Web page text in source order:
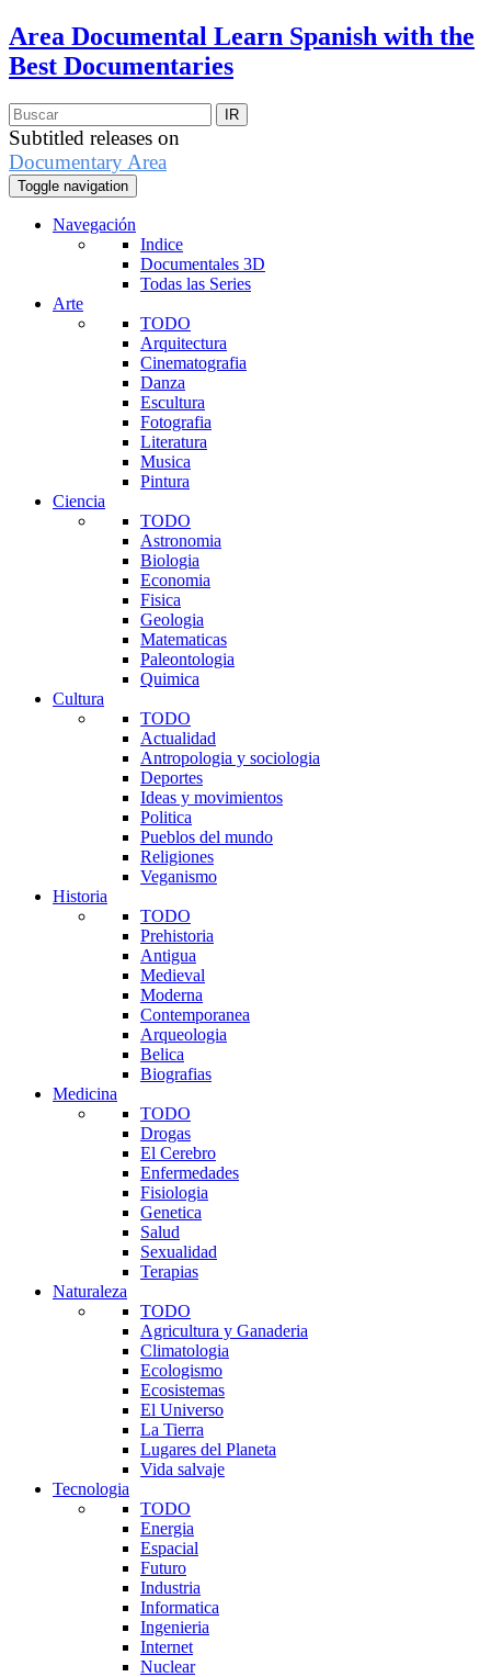
Area Documental Learn Spanish with the
Best Documentaries
Subtitled releases on
Documentary Area
Toggle navigation
Navegación
Indice
Documentales 3D
Todas las Series
Arte
TODO
Arquitectura
Cinematografia
Danza
Escultura
Fotografia
Literatura
Musica
Pintura
Ciencia
TODO
Astronomia
Biologia
Economia
Fisica
Geologia
Matematicas
Paleontologia
Quimica
Cultura
TODO
Actualidad
Antropologia y sociologia
Deportes
Ideas y movimientos
Politica
Pueblos del mundo
Religiones
Veganismo
Historia
TODO
Prehistoria
Antigua
Medieval
Moderna
Contemporanea
Arqueologia
Belica
Biografias
Medicina
TODO
Drogas
El Cerebro
Enfermedades
Fisiologia
Genetica
Salud
Sexualidad
Terapias
Naturaleza
TODO
Agricultura y Ganaderia
Climatologia
Ecologismo
Ecosistemas
El Universo
La Tierra
Lugares del Planeta
Vida salvaje
Tecnologia
TODO
Energia
Espacial
Futuro
Industria
Informatica
Ingenieria
Internet
Nuclear